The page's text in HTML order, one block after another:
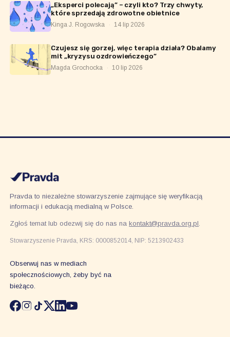
„Eksperci polecają” – czyli kto? Trzy chwyty,
które sprzedają zdrowotne obietnice
Kinga J. Rogowska · 14 lip 2026
Czujesz się gorzej, więc terapia działa? Obalamy
mit „kryzysu ozdrowieńczego”
Magda Grochocka · 10 lip 2026
Pravda to niezależne stowarzyszenie zajmujące się weryfikacją
informacji i edukacją medialną w Polsce.
Zgłoś temat lub odezwij się do nas nakontakt@pravda.org.pl
Stowarzyszenie Pravda, KRS: 0000852014, NIP: 5213902433
Obserwuj nas w mediach
społecznościowych, żeby być na
bieżąco.